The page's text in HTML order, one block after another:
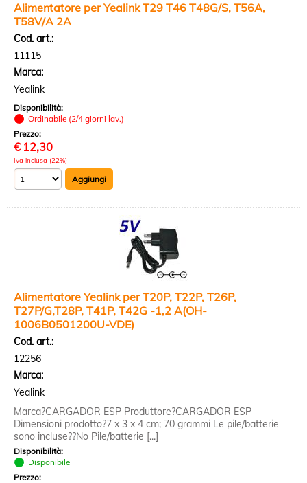
Alimentatore per Yealink T29 T46 T48G/S, T56A,
T58V/A 2A
Cod. art.:
11115
Marca:
Yealink
Disponibilità:
Ordinabile (2/4 giorni lav.)
Prezzo:
€ 12,30
Iva inclusa (22%)
Alimentatore Yealink per T20P, T22P, T26P,
T27P/G,T28P, T41P, T42G -1,2 A(OH-
1006B0501200U-VDE)
Cod. art.:
12256
Marca:
Yealink
Marca?CARGADOR ESP Produttore?CARGADOR ESP
Dimensioni prodotto?7 x 3 x 4 cm; 70 grammi Le pile/batterie
sono incluse??No Pile/batterie [...]
Disponibilità:
Disponibile
Prezzo: